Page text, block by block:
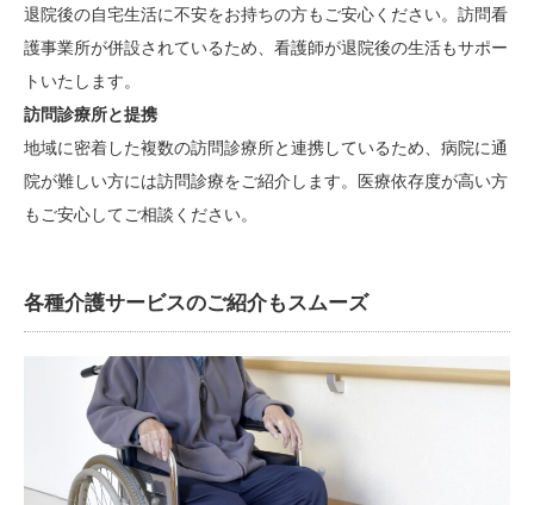
退院後の自宅生活に不安をお持ちの方もご安心ください。訪問看
護事業所が併設されているため、看護師が退院後の生活もサポー
トいたします。
訪問診療所と提携
地域に密着した複数の訪問診療所と連携しているため、病院に通
院が難しい方には訪問診療をご紹介します。医療依存度が高い方
もご安心してご相談ください。
各種介護サービスのご紹介もスムーズ